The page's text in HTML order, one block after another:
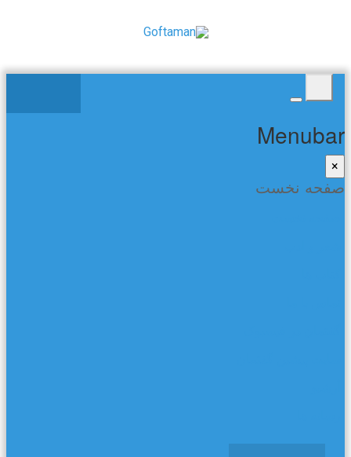
Menubar
×
صفحه نخست